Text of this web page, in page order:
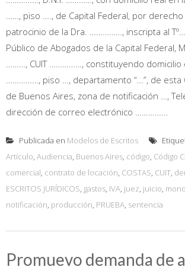
……, piso …., de Capital Federal, por
patrocinio de la Dra. ……………, inscripta al
Público de Abogados de la Capital Federal,
………, CUIT ……………, constituyendo domicilio
……………, piso …, departamento “…”, de esta
de Buenos Aires, zona de notificación …,
dirección de correo electrónico …………...
Publicada en Modelos de Escritos
Artículo, Audiencia, Buenos Aires, código, Código
comercial, contrato de locación, COSTAS, CUIT,
ESCRITOS JURÍDICOS, gastos, IVA, juez, juicio,
notificación, producción, PRUEBA, sentencia
Promuevo demanda de